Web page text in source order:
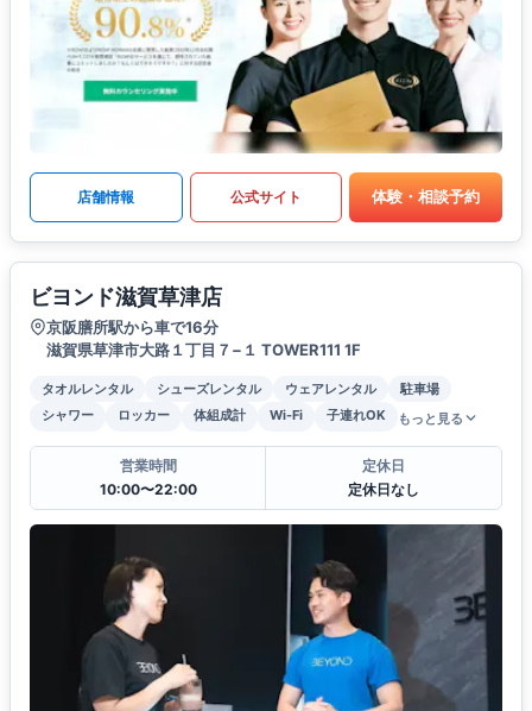
店舗情報 公式サイト 体験・相談予約
ビヨンド滋賀草津店
京阪膳所駅から車で16分
滋賀県草津市大路１丁目７−１ TOWER111 1F
タオルレンタル シューズレンタル ウェアレンタル
駐車場
シャワー
ロッカー 体組成計 Wi-Fi 子連れOK もっと見る
営業時間
10:00〜22:00
定休日
定休日なし